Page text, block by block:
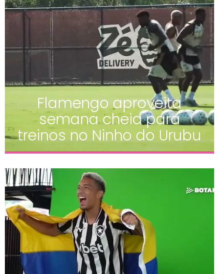
Flamengo aproveita
semana cheia para
treinos no Ninho do Urubu